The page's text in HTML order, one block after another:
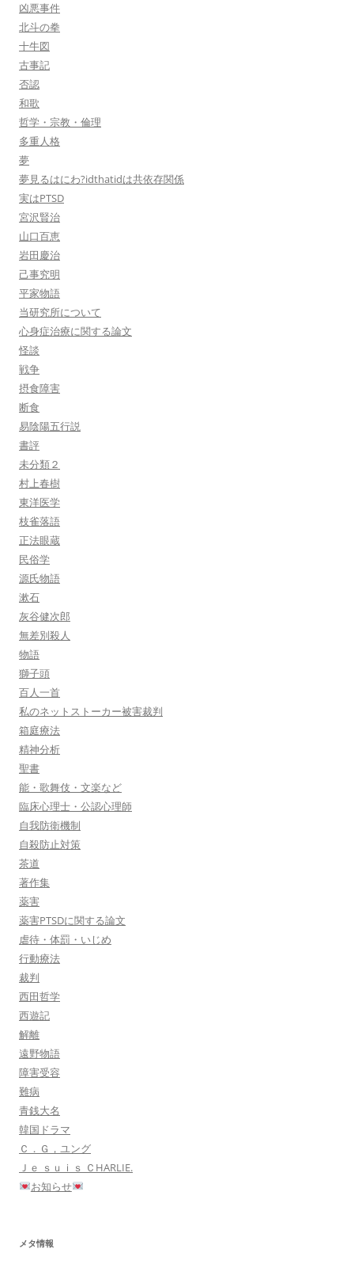
凶悪事件
北斗の拳
十牛図
古事記
否認
和歌
哲学・宗教・倫理
多重人格
夢
夢見るはにわ?idthatidは共依存関係
実はPTSD
宮沢賢治
山口百恵
岩田慶治
己事究明
平家物語
当研究所について
心身症治療に関する論文
怪談
戦争
摂食障害
断食
易陰陽五行説
書評
未分類２
村上春樹
東洋医学
枝雀落語
正法眼蔵
民俗学
源氏物語
漱石
灰谷健次郎
無差別殺人
物語
獅子頭
百人一首
私のネットストーカー被害裁判
箱庭療法
精神分析
聖書
能・歌舞伎・文楽など
臨床心理士・公認心理師
自我防衛機制
自殺防止対策
茶道
著作集
薬害
薬害PTSDに関する論文
虐待・体罰・いじめ
行動療法
裁判
西田哲学
西遊記
解離
遠野物語
障害受容
難病
青銭大名
韓国ドラマ
Ｃ．Ｇ，ユング
Ｊｅ ｓｕｉｓ ＣHARLIE.
お知らせ
メタ情報